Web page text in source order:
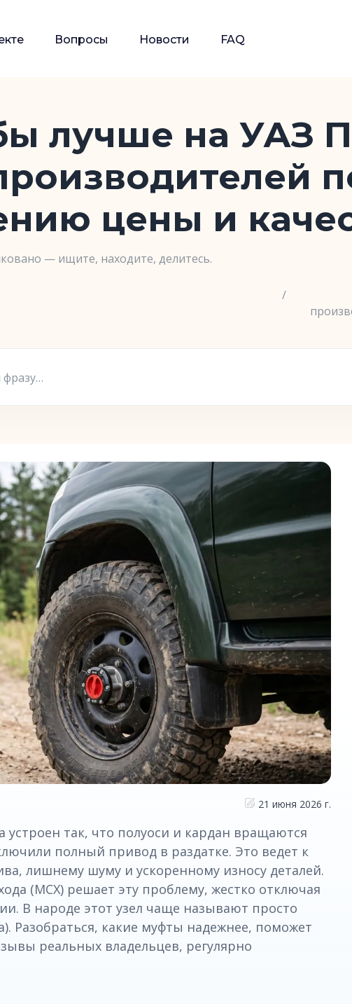
Вопросы Новости FAQ
лучше на УАЗ
цены и
— ищите, находите, делитесь.
21 июня 2026 г.
устроен так, что полуоси и кардан вращаются
полный привод в раздатке. Это ведет к
лишнему шуму и ускоренному износу деталей.
(МСХ) решает эту проблему, жестко отключая
В народе этот узел чаще называют просто
Разобраться, какие муфты надежнее, поможет
реальных владельцев, регулярно